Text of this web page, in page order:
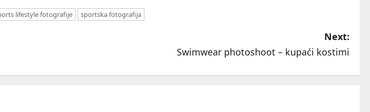
lifestyle fotografije sportska fotografija
Next:
Swimwear photoshoot – kupaći kostimi